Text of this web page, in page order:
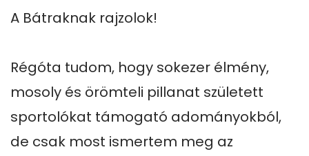
A Bátraknak rajzolok!
Régóta tudom, hogy sokezer élmény,
mosoly és örömteli pillanat született
sportolókat támogató adományokból,
de csak most ismertem meg az